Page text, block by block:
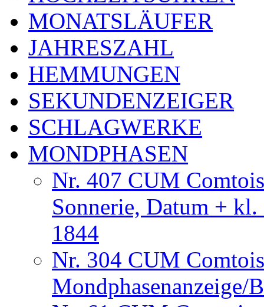
MONATSLÄUFER
JAHRESZAHL
HEMMUNGEN
SEKUNDENZEIGER
SCHLAGWERKE
MONDPHASEN
Nr. 407 CUM
Sonnerie, Datum +
1844
Nr. 304 CUM
Mondphasenanzeige/